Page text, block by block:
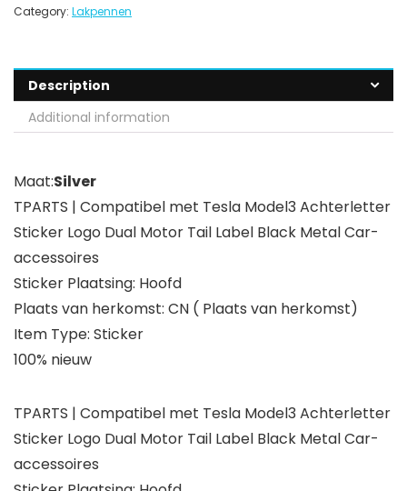
Category: Lakpennen
Description
Additional information
Maat:Silver
TPARTS | Compatibel met Tesla Model3 Achterletter
Sticker Logo Dual Motor Tail Label Black Metal Car-
accessoires
Sticker Plaatsing: Hoofd
Plaats van herkomst: CN ( Plaats van herkomst)
Item Type: Sticker
100% nieuw
TPARTS | Compatibel met Tesla Model3 Achterletter
Sticker Logo Dual Motor Tail Label Black Metal Car-
accessoires